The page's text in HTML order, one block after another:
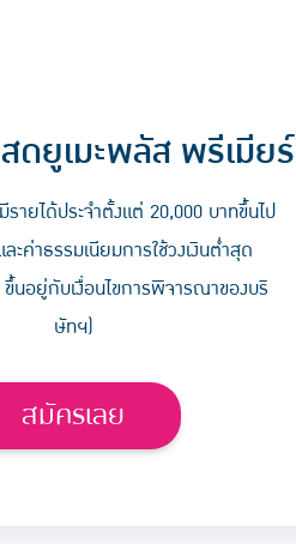
ดยูเมะพลัส พรีเมียร์
ายได้ประจำตั้งแต่ 20,000 บาทขึ้นไป
ะค่าธรรมเนียมการใช้วงเงินต่ำสุด
อยู่กับเงื่อนไขการพิจารณาของบริ
ษัทฯ)
สมัครเลย